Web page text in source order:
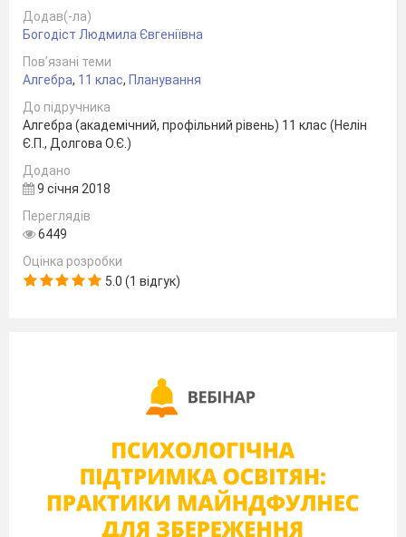
10
логарифмічні
нерівності.
11
логарифмічні
логарифмічної
Властивості та
графік
логарифмічної
функції.
Додав(-ла)
Богодіст Людмила Євгеніївна
Пов’язані теми
Алгебра, 11 клас, Планування
До підручника
Алгебра (академічний, профільний рівень) 11 клас (Нелін
Є.П., Долгова О.Є.)
Додано
9 січня 2018
Переглядів
6449
Оцінка розробки
5.0 (1 відгук)